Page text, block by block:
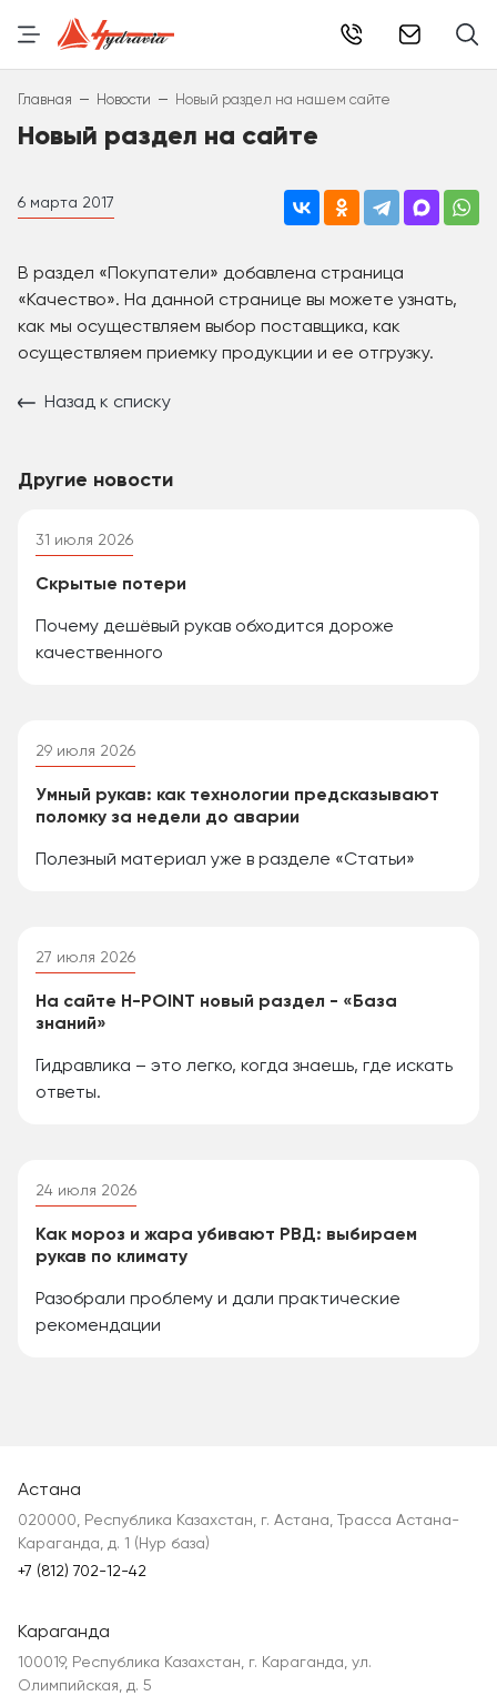
Главная – Новости – Новый раздел на нашем сайте
Новый раздел на сайте
6 марта 2017
В раздел «Покупатели» добавлена страница
«Качество». На данной странице вы можете узнать,
как мы осуществляем выбор поставщика, как
осуществляем приемку продукции и ее отгрузку.
Назад к списку
Другие новости
31 июля 2026
Скрытые потери
Почему дешёвый рукав обходится дороже
качественного
29 июля 2026
Умный рукав: как технологии предсказывают
поломку за недели до аварии
Полезный материал уже в разделе «Статьи»
27 июля 2026
На сайте H-POINT новый раздел - «База
знаний»
Гидравлика – это легко, когда знаешь, где искать
ответы.
24 июля 2026
Как мороз и жара убивают РВД: выбираем
рукав по климату
Разобрали проблему и дали практические
рекомендации
Астана
020000, Республика Казахстан, г. Астана, Трасса Астана-
Караганда, д. 1 (Нур база)
+7 (812) 702-12-42
Караганда
100019, Республика Казахстан, г. Караганда, ул.
Олимпийская, д. 5